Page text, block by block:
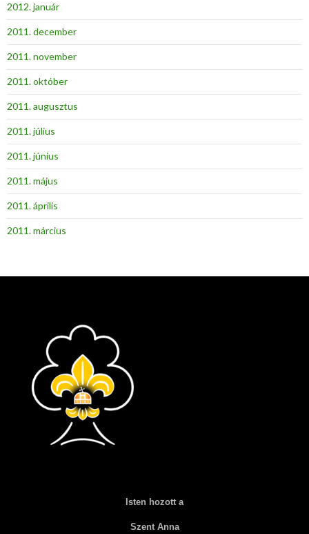
2012. január
2011. december
2011. november
2011. október
2011. augusztus
2011. július
2011. június
2011. május
2011. április
2011. március
Isten hozott a
Szent Anna